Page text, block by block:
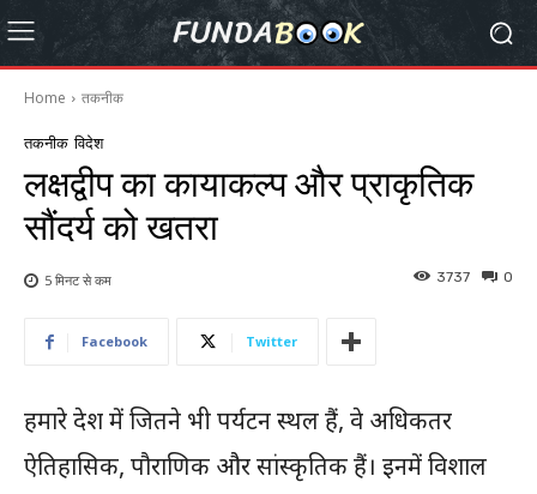
Home तकनीक
तकनीक विदेश
लक्षद्वीप का कायाकल्प और प्राकृतिक
सौंदर्य को खतरा
0
3737
5 मिनट सेकम
Facebook Twitter
हमारे देश में जितने भी पर्यटन स्थल हैं, वे अधिकतर
ऐतिहासिक, पौराणिक और सांस्कृतिक हैं। इनमें विशाल